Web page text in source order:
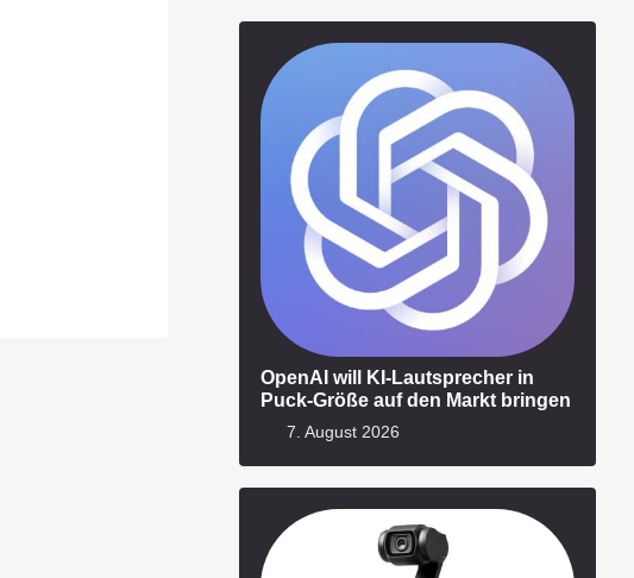
OpenAI will KI-Lautsprecher in
Puck-Größe auf den Markt bringen
7. August 2026